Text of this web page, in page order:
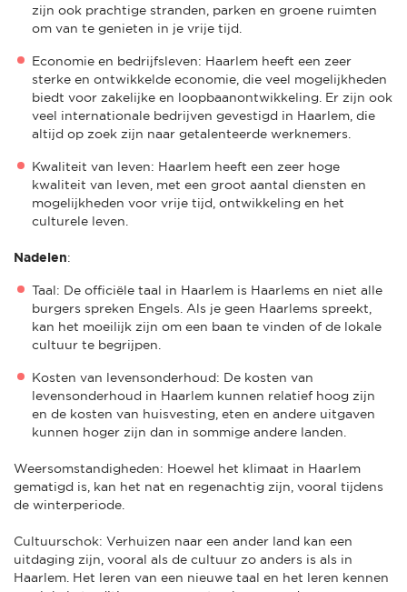
zijn ook prachtige stranden, parken en groene ruimten
om van te genieten in je vrije tijd.
Economie en bedrijfsleven: Haarlem heeft een zeer
sterke en ontwikkelde economie, die veel mogelijkheden
biedt voor zakelijke en loopbaanontwikkeling. Er zijn ook
veel internationale bedrijven gevestigd in Haarlem, die
altijd op zoek zijn naar getalenteerde werknemers.
Kwaliteit van leven: Haarlem heeft een zeer hoge
kwaliteit van leven, met een groot aantal diensten en
mogelijkheden voor vrije tijd, ontwikkeling en het
culturele leven.
Nadelen:
Taal: De officiële taal in Haarlem is Haarlems en niet alle
burgers spreken Engels. Als je geen Haarlems spreekt,
kan het moeilijk zijn om een baan te vinden of de lokale
cultuur te begrijpen.
Kosten van levensonderhoud: De kosten van
levensonderhoud in Haarlem kunnen relatief hoog zijn
en de kosten van huisvesting, eten en andere uitgaven
kunnen hoger zijn dan in sommige andere landen.
Weersomstandigheden: Hoewel het klimaat in Haarlem
gematigd is, kan het nat en regenachtig zijn, vooral tijdens
de winterperiode.
Cultuurschok: Verhuizen naar een ander land kan een
uitdaging zijn, vooral als de cultuur zo anders is als in
Haarlem. Het leren van een nieuwe taal en het leren kennen